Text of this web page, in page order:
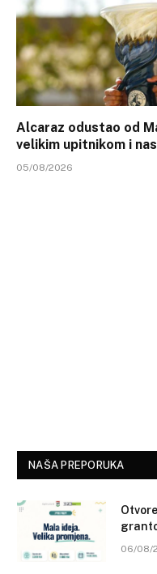
Alcaraz odustao od
velikim upitnikom i
05/08/2026
NAŠA PREPORUKA
06/08/